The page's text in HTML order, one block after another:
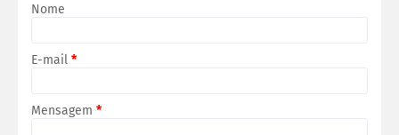
Nome
E-mail *
Mensagem *